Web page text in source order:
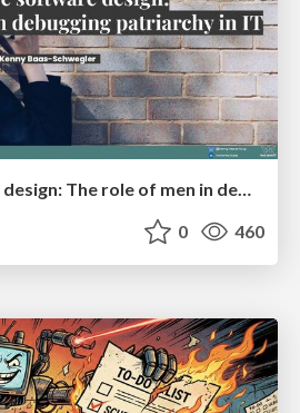
Effective software design: The role of men in debugging patriarchy in IT @ Voxxed Days AMS
0 460